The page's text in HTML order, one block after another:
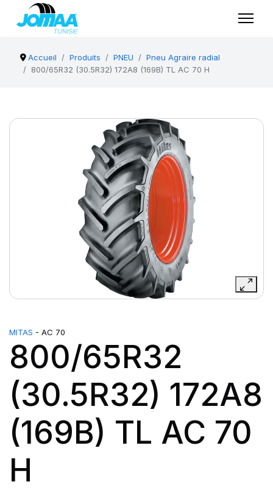
Accueil Produits PNEU
Pneu Agraire radial
800/65R32 (30.5R32) 172A8 (169B) TL AC 70 H
MITAS - AC 70
800/65R32
(30.5R32) 172A8
(169B) TL AC 70
H